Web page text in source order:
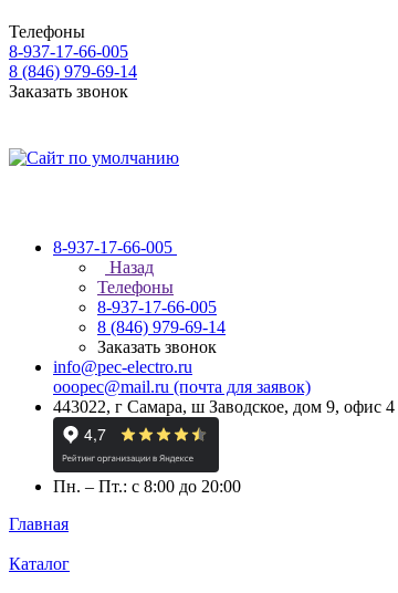
Телефоны
8-937-17-66-005
8 (846) 979-69-14
Заказать звонок
8-937-17-66-005
Назад
Телефоны
8-937-17-66-005
8 (846) 979-69-14
Заказать звонок
info@pec-electro.ru
ooopec@mail.ru (почта для заявок)
443022, г Самара, ш Заводское, дом 9, офис 4
Пн. – Пт.: с 8:00 до 20:00
Главная
Каталог